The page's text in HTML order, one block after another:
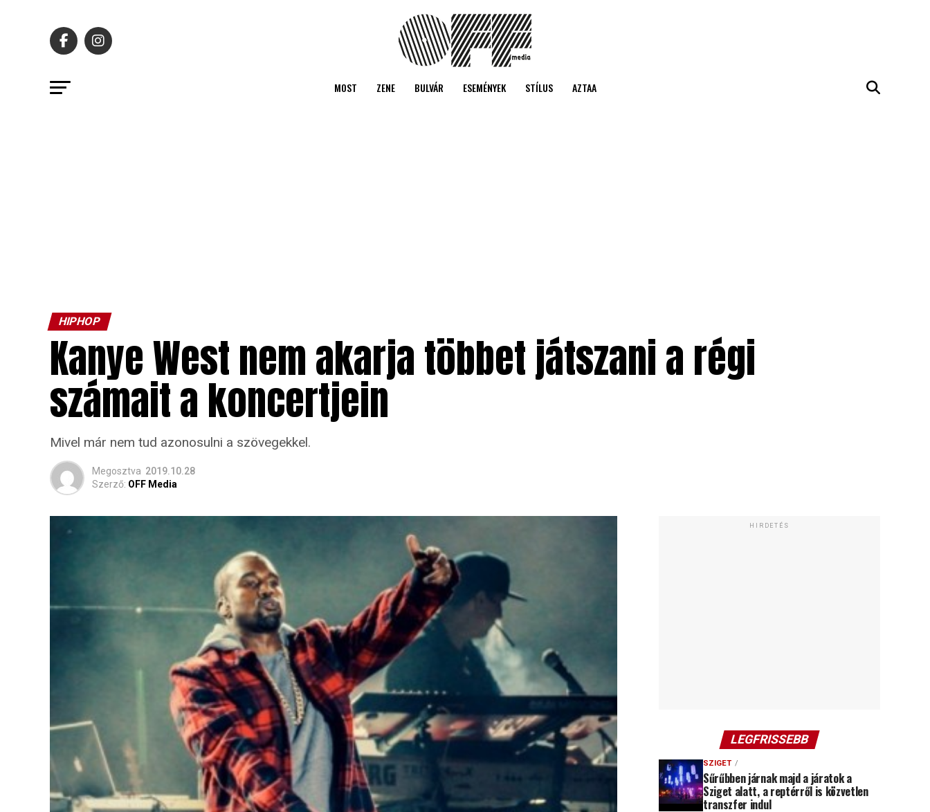
MOST ZENE BULVÁR ESEMÉNYEK STÍLUS AZTAA
HIPHOP
Kanye West nem akarja többet játszani a régi
számait a koncertjein
Mivel már nem tud azonosulni a szövegekkel.
Megosztva 2019.10.28
Szerző: OFF Media
HIRDETÉS
LEGFRISSEBB
SZIGET
Sűrűbben járnak majd a járatok a
Sziget alatt, a reptérről is közvetlen
transzfer indul